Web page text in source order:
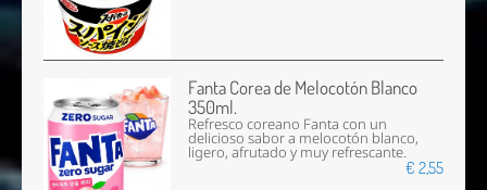
Fanta Corea de Melocotón Blanco
350ml.
Refresco coreano Fanta con un
delicioso sabor a melocotón blanco,
ligero, afrutado y muy refrescante.
€ 2,55